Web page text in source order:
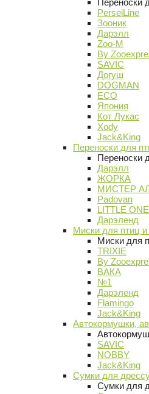
Переноски
PerseiLine
Зооник
Дарэлл
Zoo-M
By
SAVIC
Догуш
DOGMAN
ECO
Япония
Кот Лукас
Xody
Jack&King
Переноски для
Переноски
Дарэлл
ЖОРКА
МИСТЕР
Padovan
LITTLE ONE
Дарэленд
Миски для птиц и
Миски для
TRIXIE
By
ВАКА
№1
Дарэленд
Flamingo
Jack&King
Автокормушки,
SAVIC
NOBBY
Jack&King
Сумки для
Сумки для